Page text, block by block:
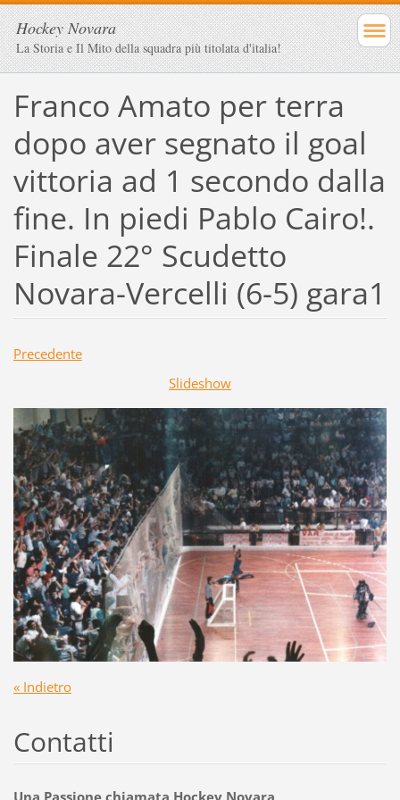
Hockey Novara
La Storia e Il Mito della squadra più titolata d'italia!
Franco Amato per terra
dopo aver segnato il goal
vittoria ad 1 secondo dalla
fine. In piedi Pablo Cairo!.
Finale 22° Scudetto
Novara-Vercelli (6-5) gara1
Precedente
Slideshow
« Indietro
Contatti
Una Passione chiamata Hockey Novara